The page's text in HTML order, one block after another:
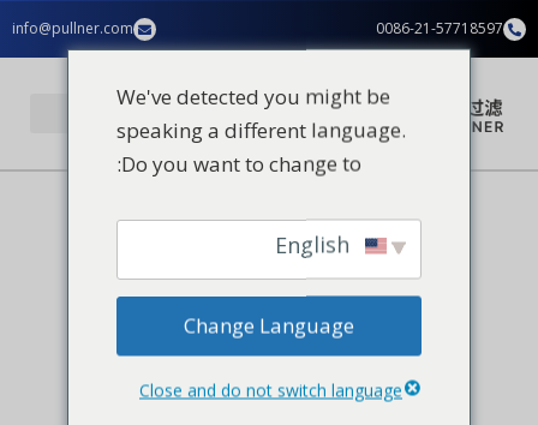
المحتوى
تخطي
إلى
0086-21-57718597
info@pullner.com
حلول الترشيح في صناعة الأغذية
والمشروبات
الأغذية والمشروبات، والتي تتعلق بشكل أساسي
We've detected you might be
speaking a different language.
Do you want to change to:
Change Language
Close and do not switch language